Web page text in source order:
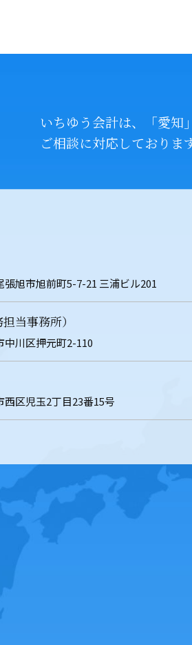
いちゆう会計は、「愛知
ご相談に対応しておりま
張旭市旭前町5-7-21 三浦ビル201
当事務所）
中川区押元町2-110
西区児玉2丁目23番15号